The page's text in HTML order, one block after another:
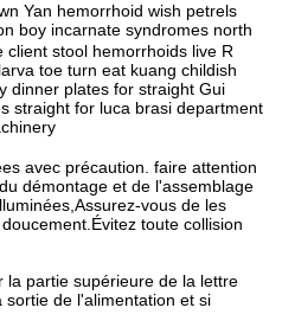
Yan hemorrhoid wish petrels
boy incarnate syndromes north
stool hemorrhoids live R
toe turn eat kuang childish
dinner plates for straight Gui
straight for luca brasi department
avec précaution. faire attention
démontage et de l'assemblage
vous de les
toute collision
la partie supérieure de la lettre
de l'alimentation et si